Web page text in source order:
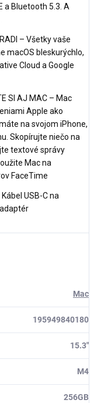
a Bluetooth 5.3. A
– Všetky vaše
macOS bleskurýchlo,
Cloud a Google
SI AJ MAC – Mac
Apple ako
na svojom iPhone,
Skopírujte niečo na
textové správy
Mac na
FaceTime
USB-C na
Mac
195949840180
15.3"
M4
256GB